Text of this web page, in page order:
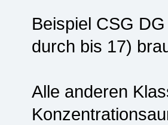
Beispiel CSG
durch bis 17)
Alle anderen